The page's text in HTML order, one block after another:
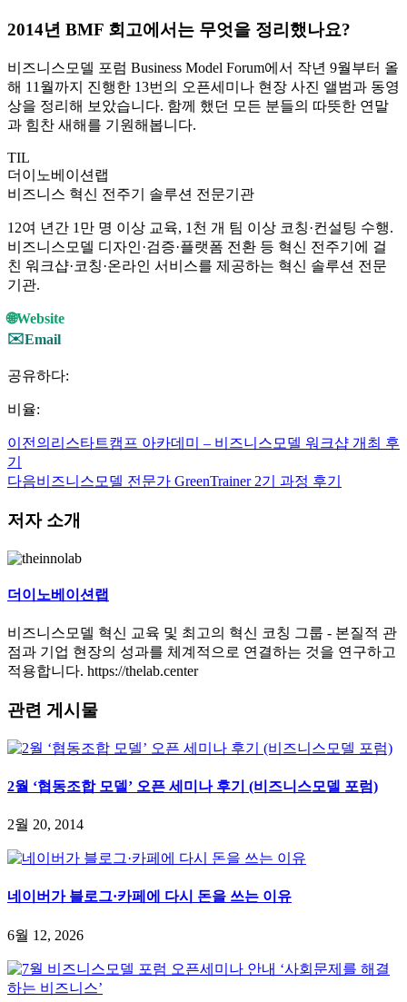
2014년 BMF 회고에서는 무엇을 정리했나요?
비즈니스모델 포럼 Business Model Forum에서 작년 9월부터 올
해 11월까지 진행한 13번의 오픈세미나 현장 사진 앨범과 동영
상을 정리해 보았습니다. 함께 했던 모든 분들의 따뜻한 연말
과 힘찬 새해를 기원해봅니다.
TIL
더이노베이션랩
비즈니스 혁신 전주기 솔루션 전문기관
12여 년간 1만 명 이상 교육, 1천 개 팀 이상 코칭·컨설팅 수행.
비즈니스모델 디자인·검증·플랫폼 전환 등 혁신 전주기에 걸
친 워크샵·코칭·온라인 서비스를 제공하는 혁신 솔루션 전문
기관.
🌐Website
✉️Email
공유하다:
비율:
이전의 리스타트캠프 아카데미 – 비즈니스모델 워크샵 개최 후
기
다음비즈니스모델 전문가 GreenTrainer 2기 과정 후기
저자 소개
더이노베이션랩
비즈니스모델 혁신 교육 및 최고의 혁신 코칭 그룹 - 본질적 관
점과 기업 현장의 성과를 체계적으로 연결하는 것을 연구하고
적용합니다. https://thelab.center
관련 게시물
2월 ‘협동조합 모델’ 오픈 세미나 후기 (비즈니스모델 포럼)
2월 20, 2014
네이버가 블로그·카페에 다시 돈을 쓰는 이유
6월 12, 2026